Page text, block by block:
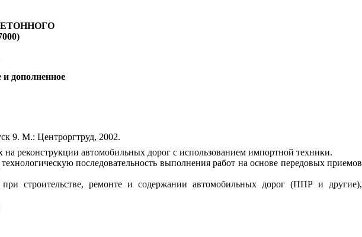
и дополненное
9. М.: Центроргтруд, 2002.
реконструкции автомобильных дорог с использованием импортной техники.
последовательность выполнения работ на основе передовых приемов
строительстве, ремонте и содержании автомобильных дорог (ППР и другие),